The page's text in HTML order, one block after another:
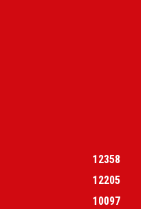
12358
12205
10097